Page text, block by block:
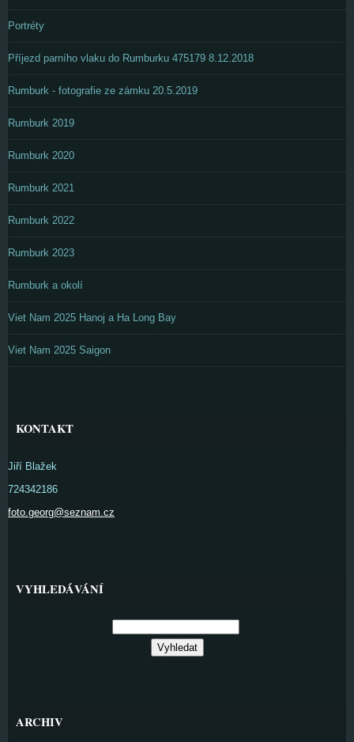
Portréty
Příjezd parního vlaku do Rumburku 475179 8.12.2018
Rumburk - fotografie ze zámku 20.5.2019
Rumburk 2019
Rumburk 2020
Rumburk 2021
Rumburk 2022
Rumburk 2023
Rumburk a okolí
Viet Nam 2025 Hanoj a Ha Long Bay
Viet Nam 2025 Saigon
KONTAKT
Jiří Blažek
724342186
foto.georg@seznam.cz
VYHLEDÁVÁNÍ
ARCHIV